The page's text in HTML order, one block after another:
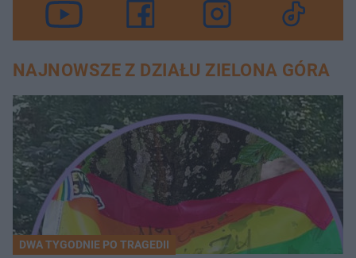
NAJNOWSZE Z DZIAŁU ZIELONA GÓRA
DWA TYGODNIE PO TRAGEDII